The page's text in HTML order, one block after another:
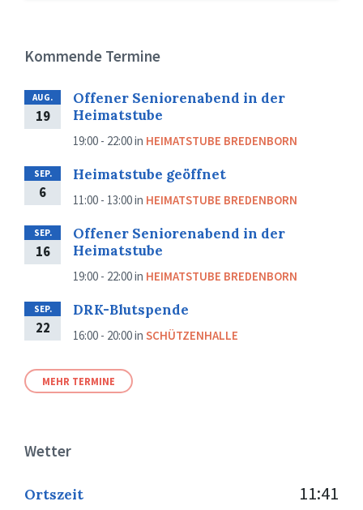
Kommende Termine
AUG.
19
Offener Seniorenabend in der
Heimatstube
19:00 - 22:00in HEIMATSTUBE BREDENBORN
SEP.
6
Heimatstube geöffnet
11:00 - 13:00in HEIMATSTUBE BREDENBORN
SEP.
16
Offener Seniorenabend in der
Heimatstube
19:00 - 22:00in HEIMATSTUBE BREDENBORN
SEP.
22
DRK-Blutspende
16:00 - 20:00in SCHÜTZENHALLE
MEHR TERMINE
Wetter
Ortszeit 11:41